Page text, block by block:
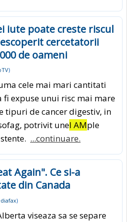
iute poate creste riscul
cercetatorii
de oameni
)
cele mai mari cantitati
expuse unui risc mai mare
tipuri de cancer digestiv, in
potrivit uneI AMple
...continuare.
Again". Ce si-a
din Canada
)
viseaza sa se separe